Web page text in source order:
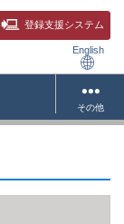
登録支援システム
English
その他